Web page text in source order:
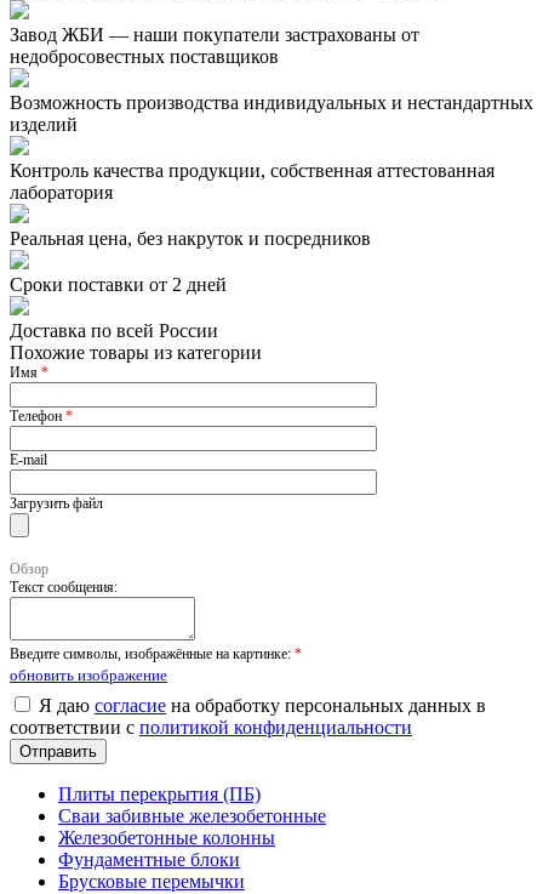
Завод ЖБИ — наши покупатели застрахованы от
недобросовестных поставщиков
Возможность производства индивидуальных и нестандартных
изделий
Контроль качества продукции, собственная аттестованная
лаборатория
Реальная цена, без накруток и посредников
Сроки поставки от 2 дней
Доставка по всей России
Похожие товары из категории
Имя *
Телефон *
E-mail
Загрузить файл
Обзор
Текст сообщения:
Введите символы, изображённые на картинке: *
обновить изображение
Я даю согласие на обработку персональных данных в
соответствии с политикой конфиденциальности
Плиты перекрытия (ПБ)
Сваи забивные железобетонные
Железобетонные колонны
Фундаментные блоки
Брусковые перемычки